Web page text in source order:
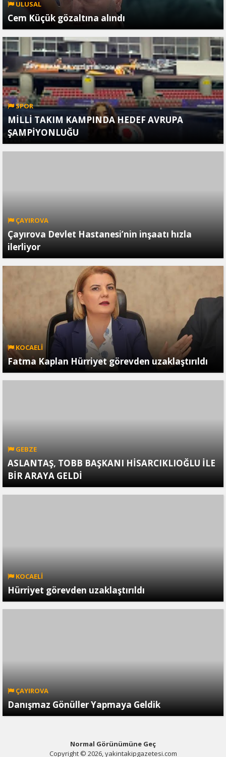
ULUSAL
Cem Küçük gözaltına alındı
SPOR
MİLLİ TAKIM KAMPINDA HEDEF AVRUPA
ŞAMPİYONLUĞU
ÇAYIROVA
Çayırova Devlet Hastanesi’nin inşaatı hızla
ilerliyor
KOCAELİ
Fatma Kaplan Hürriyet görevden uzaklaştırıldı
GEBZE
ASLANTAŞ, TOBB BAŞKANI HİSARCIKLIOĞLU İLE
BİR ARAYA GELDİ
KOCAELİ
Hürriyet görevden uzaklaştırıldı
ÇAYIROVA
Danışmaz Gönüller Yapmaya Geldik
Normal Görünümüne Geç
Copyright © 2026, yakintakipgazetesi.com